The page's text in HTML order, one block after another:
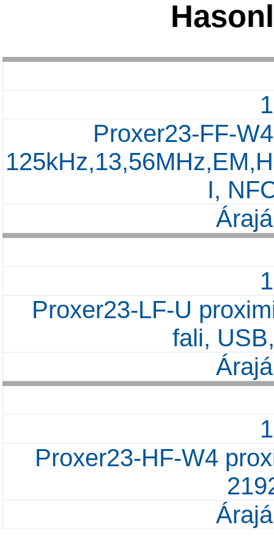
Proxer23-FF-
I,
Proxer23-LF-U
fali,
Proxer23-HF-W4